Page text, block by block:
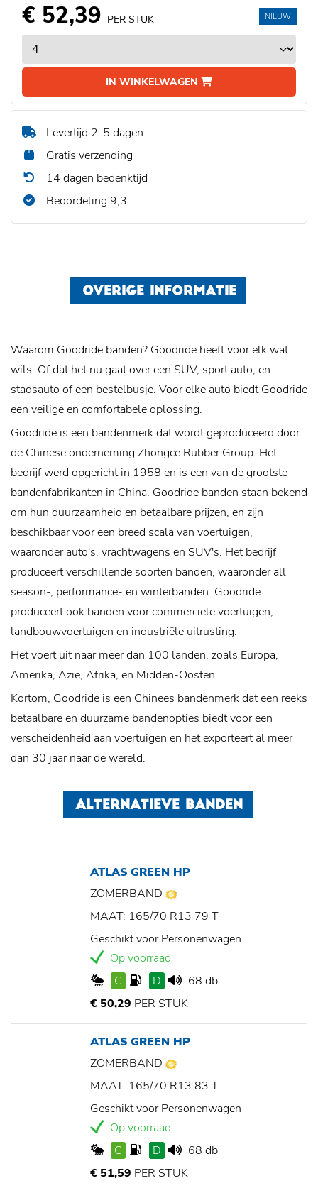
€ 52,39 PER STUK
IN WINKELWAGEN
NIEUW
Levertijd 2-5 dagen
Gratis verzending
14 dagen bedenktijd
Beoordeling 9,3
OVERIGE INFORMATIE
Waarom Goodride banden? Goodride heeft voor elk wat
wils. Of dat het nu gaat over een SUV, sport auto, en
stadsauto of een bestelbusje. Voor elke auto biedt Goodride
een veilige en comfortabele oplossing.
Goodride is een bandenmerk dat wordt geproduceerd door
de Chinese onderneming Zhongce Rubber Group. Het
bedrijf werd opgericht in 1958 en is een van de grootste
bandenfabrikanten in China. Goodride banden staan bekend
om hun duurzaamheid en betaalbare prijzen, en zijn
beschikbaar voor een breed scala van voertuigen,
waaronder auto's, vrachtwagens en SUV's. Het bedrijf
produceert verschillende soorten banden, waaronder all
season-, performance- en winterbanden. Goodride
produceert ook banden voor commerciële voertuigen,
landbouwvoertuigen en industriële uitrusting.
Het voert uit naar meer dan 100 landen, zoals Europa,
Amerika, Azië, Afrika, en Midden-Oosten.
Kortom, Goodride is een Chinees bandenmerk dat een reeks
betaalbare en duurzame bandenopties biedt voor een
verscheidenheid aan voertuigen en het exporteert al meer
dan 30 jaar naar de wereld.
ALTERNATIEVE BANDEN
ATLAS GREEN HP
ZOMERBAND
MAAT: 165/70 R13 79 T
Geschikt voor Personenwagen
Op voorraad
C
D
68 db
€ 50,29 PER STUK
ATLAS GREEN HP
ZOMERBAND
MAAT: 165/70 R13 83 T
Geschikt voor Personenwagen
Op voorraad
C
D
68 db
€ 51,59 PER STUK